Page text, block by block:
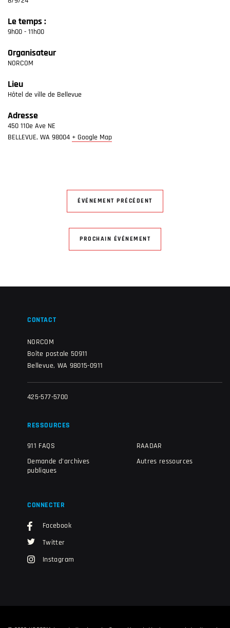
Le temps :
9h00 - 11h00
Organisateur
NORCOM
Lieu
Hôtel de ville de Bellevue
Adresse
450 110e Ave NE
BELLEVUE, WA 98004 + Google Map
ÉVÉNEMENT PRÉCÉDENT
PROCHAIN ÉVÉNEMENT
CONTACT
NORCOM
Boîte postale 50911
Bellevue, WA 98015-0911
425-577-5700
RESSOURCES
911 FAQS
Demande d'archives
publiques
RAADAR
Autres ressources
CONNECTER
Facebook
Twitter
Instagram